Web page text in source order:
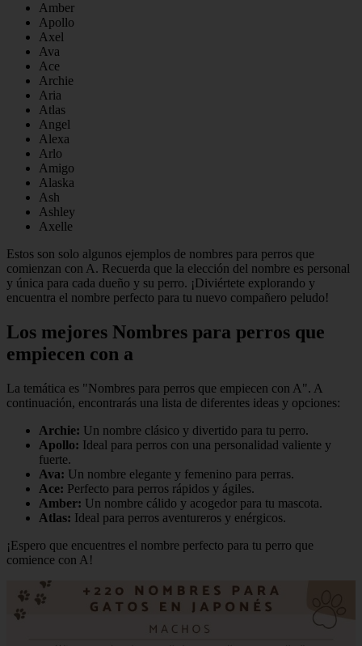
Amber
Apollo
Axel
Ava
Ace
Archie
Aria
Atlas
Angel
Alexa
Arlo
Amigo
Alaska
Ash
Ashley
Axelle
Estos son solo algunos ejemplos de nombres para perros que
comienzan con A. Recuerda que la elección del nombre es personal
y única para cada dueño y su perro. ¡Diviértete explorando y
encuentra el nombre perfecto para tu nuevo compañero peludo!
Los mejores Nombres para perros que
empiecen con a
La temática es "Nombres para perros que empiecen con A". A
continuación, encontrarás una lista de diferentes ideas y opciones:
Archie: Un nombre clásico y divertido para tu perro.
Apollo: Ideal para perros con una personalidad valiente y
fuerte.
Ava: Un nombre elegante y femenino para perras.
Ace: Perfecto para perros rápidos y ágiles.
Amber: Un nombre cálido y acogedor para tu mascota.
Atlas: Ideal para perros aventureros y enérgicos.
¡Espero que encuentres el nombre perfecto para tu perro que
comience con A!